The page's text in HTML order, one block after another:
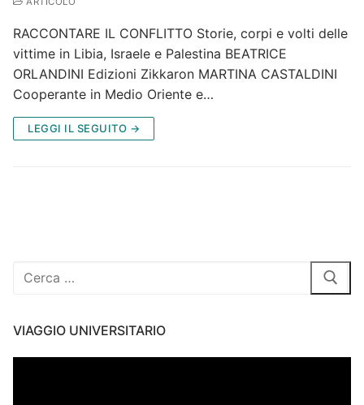
RACCONTARE IL CONFLITTO Storie, corpi e volti delle
vittime in Libia, Israele e Palestina BEATRICE
ORLANDINI Edizioni Zikkaron MARTINA CASTALDINI
Cooperante in Medio Oriente e…
LEGGI IL SEGUITO →
Cerca:
VIAGGIO UNIVERSITARIO